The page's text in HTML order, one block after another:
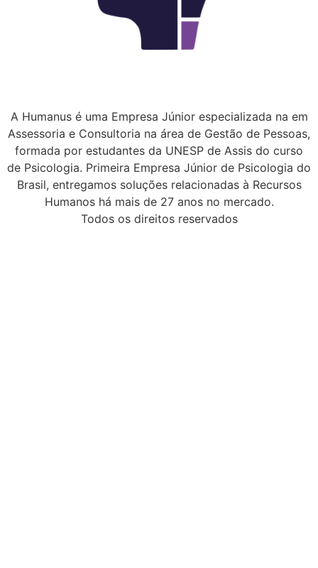
A Humanus é uma Empresa Júnior especializada na em
Assessoria e Consultoria na área de Gestão de Pessoas,
formada por estudantes da UNESP de Assis do curso
de Psicologia. Primeira Empresa Júnior de Psicologia do
Brasil, entregamos soluções relacionadas à Recursos
Humanos há mais de 27 anos no mercado.
Todos os direitos reservados